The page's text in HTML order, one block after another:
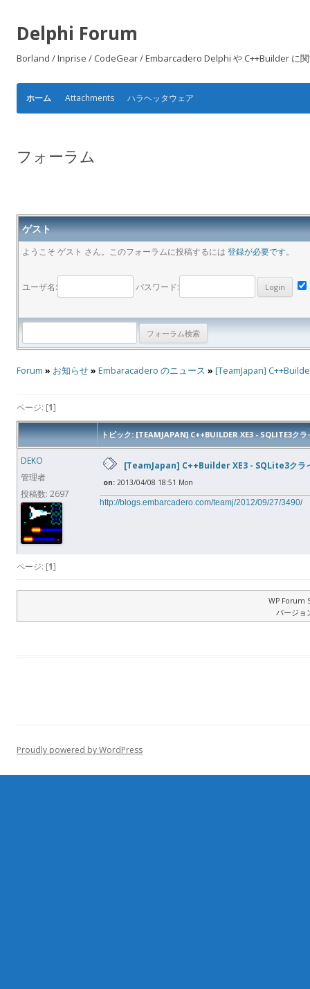
Delphi Forum
Borland / Inprise / CodeGear / Embarcadero Delphi や C++Builder に
ホーム Attachments ハラヘッタウェア
フォーラム
ゲスト
ようこそ ゲスト さん。このフォーラムに投稿するには 登録が必要です。
ユーザ名: パスワード:
Forum » お知らせ» Embaracadero のニュース » [TeamJapan]
ページ: [1]
トピック: [TEAMJAPAN] C++BUILDER XE3 - SQLITE3ク
DEKO
管理者
投稿数: 2697
[TeamJapan] C++Builder XE3 - SQLite3クラ
on: 2013/04/08 18:51 Mon
http://blogs.embarcadero.com/teamj/2012/09/27/3490/
ページ: [1]
WP Forum
バージョ
Proudly powered by WordPress